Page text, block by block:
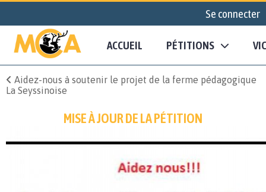
Se connecter
ACCUEIL PÉTITIONS
Aidez-nous à soutenir le projet de la ferme pédagogique
La Seyssinoise
MISE À JOUR DE LA PÉTITION